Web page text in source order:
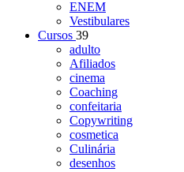
ENEM
Vestibulares
Cursos 39
adulto
Afiliados
cinema
Coaching
confeitaria
Copywriting
cosmetica
Culinária
desenhos